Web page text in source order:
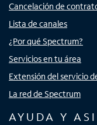
Cancelación de
Lista de canales
¿Por qué Spectrum?
Servicios en tu área
Extensión del servicio
La red de Spectrum
AYUDA Y